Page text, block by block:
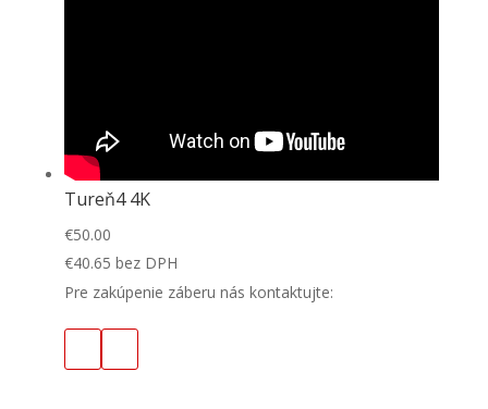
Tureň4 4K
€50.00
€40.65 bez DPH
Pre zakúpenie záberu nás kontaktujte: